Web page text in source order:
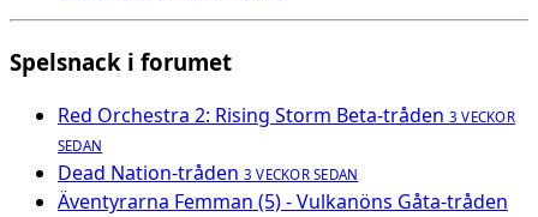
Spelsnack i forumet
Red Orchestra 2: Rising Storm Beta-tråden 3 VECKOR
SEDAN
Dead Nation-tråden 3 VECKOR SEDAN
Äventyrarna Femman (5) - Vulkanöns Gåta-tråden